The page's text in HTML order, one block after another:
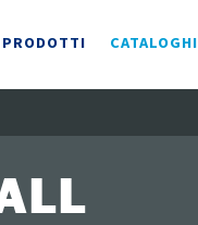
PRODOTTI CATALOGHI